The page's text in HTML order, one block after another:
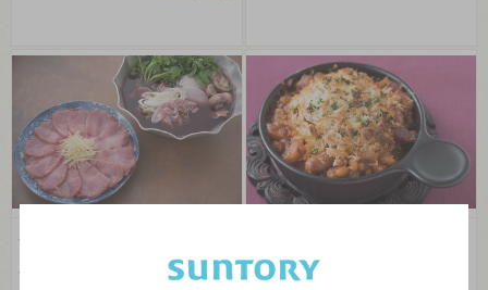
ブリのしゃぶしゃぶ 赤ワ
イン仕立て
フランスの有名な地方料理の白